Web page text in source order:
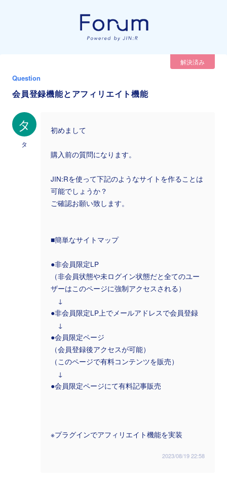
解決済み
Question
会員登録機能とアフィリエイト機能
タ
タ
初めまして
購入前の質問になります。
JIN:Rを使って下記のようなサイトを作ることは
可能でしょうか？
ご確認お願い致します。
■簡単なサイトマップ
●非会員限定LP
（非会員状態や未ログイン状態だと全てのユー
ザーはこのページに強制アクセスされる）
↓
●非会員限定LP上でメールアドレスで会員登録
↓
●会員限定ページ
（会員登録後アクセスが可能）
（このページで有料コンテンツを販売）
↓
●会員限定ページにて有料記事販売
※プラグインでアフィリエイト機能を実装
2023/08/19 22:58